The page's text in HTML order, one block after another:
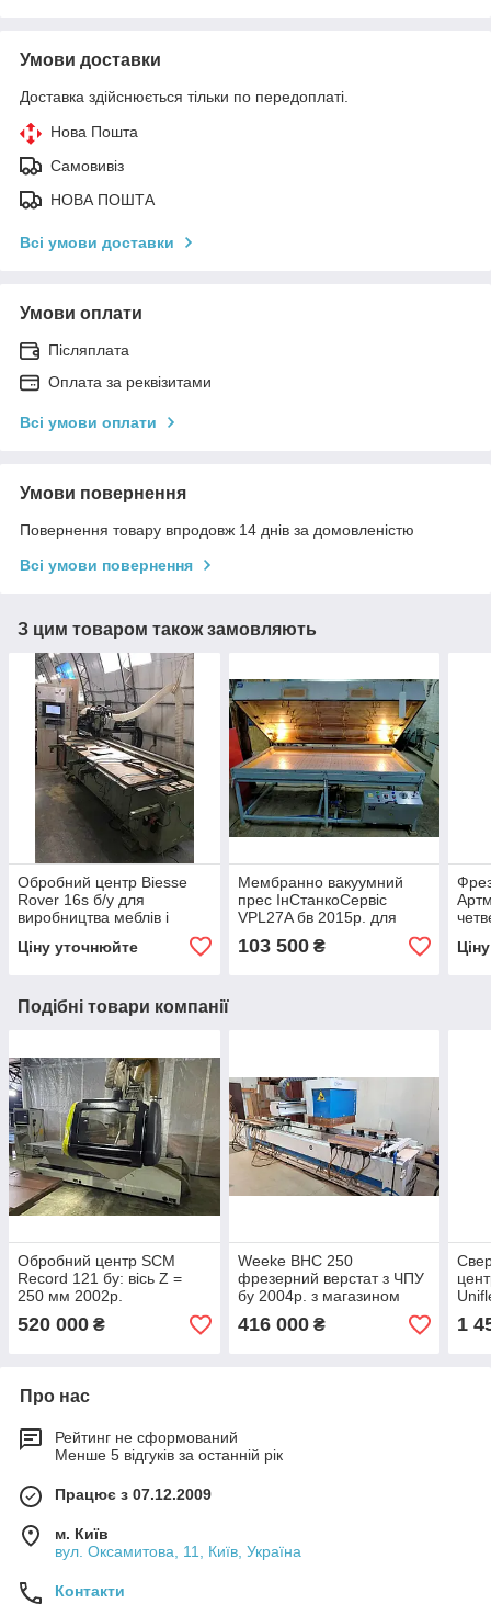
Умови доставки
Доставка здійснюється тільки по передоплаті.
Нова Пошта
Самовивіз
НОВА ПОШТА
Всі умови доставки
Умови оплати
Післяплата
Оплата за реквізитами
Всі умови оплати
Умови повернення
Повернення товару впродовж 14 днів за домовленістю
Всі умови повернення
З цим товаром також замовляють
Обробний центр Biesse
Rover 16s б/у для
виробництва меблів і
фасадів: фрезерування,
свердління
Ціну уточнюйте
Мембранно вакуумний
прес ІнСтанкоСервіс
VPL27A бв 2015р. для
плівки ПВХ
103 500₴
Подібні товари компанії
Обробний центр SCM
Record 121 бу: вісь Z =
250 мм 2002р.
520 000 ₴
Weeke BHC 250
фрезерний верстат з ЧПУ
бу 2004р. з магазином
зміни інструменту, робоче
поле 3000*1008 мм
416 000₴ 1
Про нас
Рейтинг не сформований
Менше 5 відгуків за останній рік
Працює з 07.12.2009
м. Київ
вул. Оксамитова, 11, Київ, Україна
Контакти